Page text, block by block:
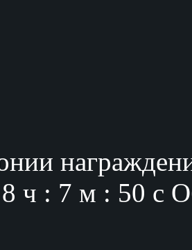
8 ч : 7 м : 49 с